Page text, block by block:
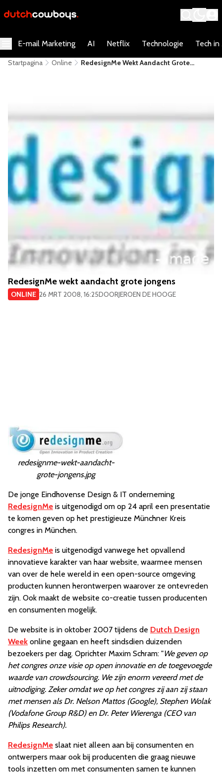
E-mail Marketing AI Netflix Technologie Tech in
Startpagina Online
RedesignMe Wekt Aandacht Grote
RedesignMe wekt aandacht grote jongens
ONLINE 26 MRT 2008, 16:25DOORJEROEN DE HOOGE
redesignme-wekt-aandacht-
grote-jongens.jpg
De jonge Eindhovense Design & IT onderneming
RedesignMe is uitgenodigd om op 24 april een presentatie
te komen geven op het prestigieuze Münchner Kreis
congres in München.
RedesignMe is uitgenodigd vanwege het opvallend
innovatieve karakter van haar website, waarmee mensen
van over de hele wereld in een open-source omgeving
producten kunnen herontwerpen waarover ze ontevreden
zijn. Ook maakt de website co-creatie tussen producenten
en consumenten mogelijk.
De website is in oktober 2007 tijdens de Dutch Design
Week online gegaan en heeft sindsdien duizenden
bezoekers per dag. Oprichter Maxim Schram: "We geven op
het congres onze visie op open innovatie en de toegevoegde
waarde van crowdsourcing. We zijn enorm vereerd met de
uitnodiging. Zeker omdat we op het congres zij aan zij staan
met mensen als Dr. Nelson Mattos (Google), Stephen Wolak
(Vodafone Group R&D) en Dr. Peter Wierenga (CEO van
Philips Research).
RedesignMe slaat niet alleen aan bij consumenten en
ontwerpers maar ook bij producenten die graag nieuwe
tools inzetten om met consumenten samen te kunnen